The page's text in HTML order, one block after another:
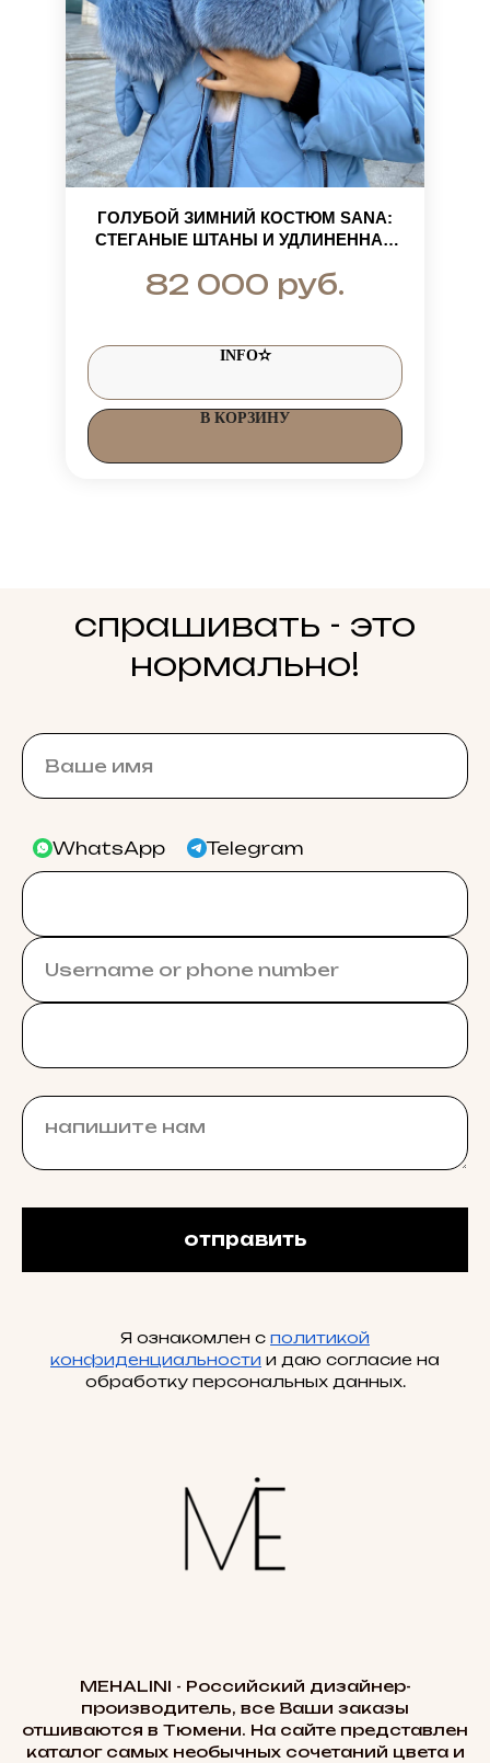
ГОЛУБОЙ ЗИМНИЙ КОСТЮМ SANA:
СТЕГАНЫЕ ШТАНЫ И УДЛИНЕННАЯ
82 000 руб.
INFO✫
В КОРЗИНУ
спрашивать - это
нормально!
WhatsApp Telegram
отправить
Я ознакомлен с политикой
конфиденциальности и даю согласие на
обработку персональных данных.
MEHALINI - Российский дизайнер-
производитель, все Ваши заказы
отшиваются в Тюмени. На сайте представлен
каталог самых необычных сочетаний цвета и